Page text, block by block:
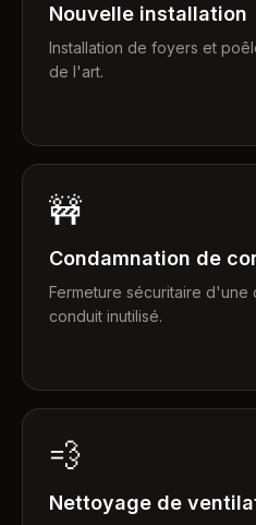
Nouvelle installation
Installation de foyers et
de l'art.
🚧
Condamnation de
Fermeture sécuritaire d'une
conduit inutilisé.
💨
Nettoyage de